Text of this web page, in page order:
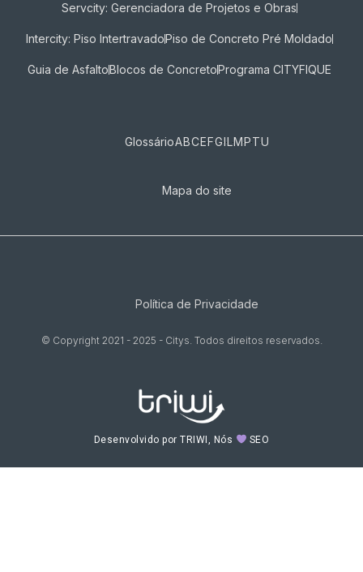
Servcity: Gerenciadora de Projetos e Obras
Intercity: Piso IntertravadoPiso de Concreto Pré Moldado
Guia de AsfaltoBlocos de ConcretoPrograma CITYFIQUE
GlossárioABCEFGILMPTU
Mapa do site
Política de Privacidade
© Copyright 2021 - 2025 - Citys. Todos direitos reservados.
Desenvolvido por TRIWI, Nós SEO